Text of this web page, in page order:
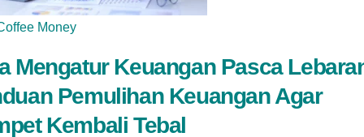
Money
Mengatur Keuangan Pasca
Pemulihan Keuangan Agar
Kembali Tebal